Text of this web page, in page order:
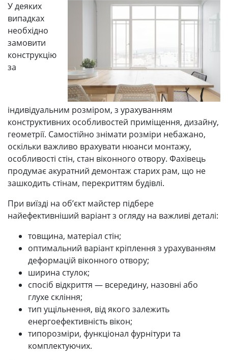
У деяких
випадках
необхідно
замовити
конструкцію
за
індивідуальним розміром, з урахуванням
конструктивних особливостей приміщення, дизайну,
геометрії. Самостійно знімати розміри небажано,
оскільки важливо врахувати нюанси монтажу,
особливості стін, стан віконного отвору. Фахівець
продумає акуратний демонтаж старих рам, що не
зашкодить стінам, перекриттям будівлі.
При виїзді на об’єкт майстер підбере
найефективніший варіант з огляду на важливі деталі:
товщина, матеріал стін;
оптимальний варіант кріплення з урахуванням
деформацій віконного отвору;
ширина стулок;
спосіб відкриття — всередину, назовні або
глухе скління;
тип ущільнення, від якого залежить
енергоефективність вікон;
типорозміри, функціонал фурнітури та
комплектуючих.